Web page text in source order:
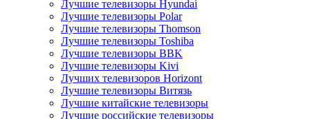
Лучшие телевизоры Hyundai
Лучшие телевизоры Polar
Лучшие телевизоры Thomson
Лучшие телевизоры Toshiba
Лучшие телевизоры BBK
Лучшие телевизоры Kivi
Лучших телевизоров Horizont
Лучшие телевизоры Витязь
Лучшие китайские телевизоры
Лучшие российские телевизоры